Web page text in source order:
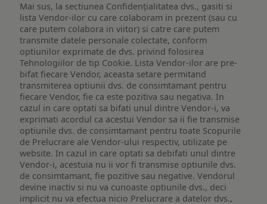
Mai sus, la sectiunea Confidențialitatea dvs., gasiti si
lista Vendor-ilor cu care colaboram in prezent (sau cu
care putem colabora in viitor) si catre care putem
transmite datele personale colectate, conform
optiunilor exprimate de dvs. privind folosirea
Tehnologiilor de tip Cookie. Lista Vendor-ilor are pre-
bifat fiecare Vendor, aceasta setare permitand
transmiterea optiunii dvs. de consimtamant pentru
fiecare Vendor, fie ca este pozitiva sau negativa. In
cazul in care optati sa bifati unul dintre Vendor-i, va
exprimati acordul ca acestui Vendor sa ii fie transmise
optiunile dvs. de consimtamant pentru toate Scopurile
de Prelucrare ale Vendor-ului respectiv, utilizate pe
website. In cazul in care optati sa debifati unul dintre
Vendor-i, acestuia nu ii vor fi transmise optiunile dvs.
de consimtamant, fie pozitive sau negative. Vendorul
devine inactiv si nu va cunoaste optiunile dvs., deci
implicit nu va efectua nicio Prelucrare a datelor dvs.,